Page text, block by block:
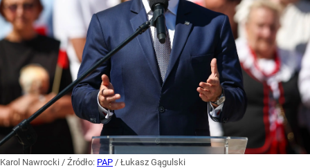
Karol Nawrocki / Źródło: PAP / Łukasz Gągulski